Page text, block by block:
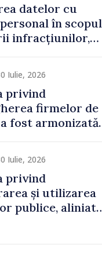
datelor cu
în scopul
infracțiunilor,
Iulie, 2026
privind
firmelor de
fost armonizată
Iulie, 2026
privind
și utilizarea
publice, aliniată